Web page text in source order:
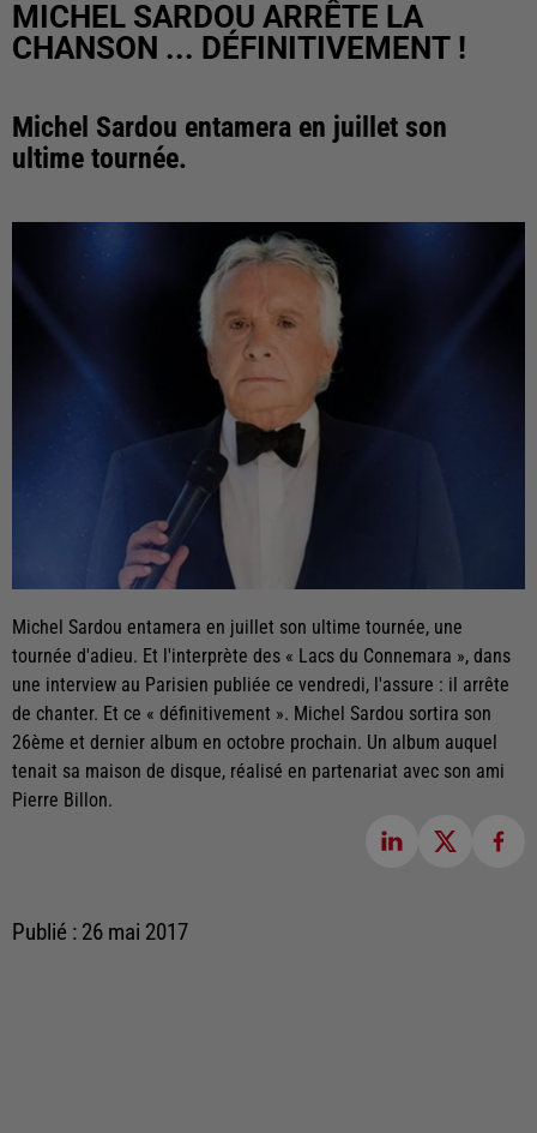
MICHEL SARDOU ARRÊTE LA
CHANSON ... DÉFINITIVEMENT !
Michel Sardou entamera en juillet son
ultime tournée.
Michel Sardou entamera en juillet son ultime tournée, une
tournée d'adieu. Et l'interprète des « Lacs du Connemara », dans
une interview au Parisien publiée ce vendredi, l'assure : il arrête
de chanter. Et ce « définitivement ». Michel Sardou sortira son
26ème et dernier album en octobre prochain. Un album auquel
tenait sa maison de disque, réalisé en partenariat avec son ami
Pierre Billon.
Publié : 26 mai 2017